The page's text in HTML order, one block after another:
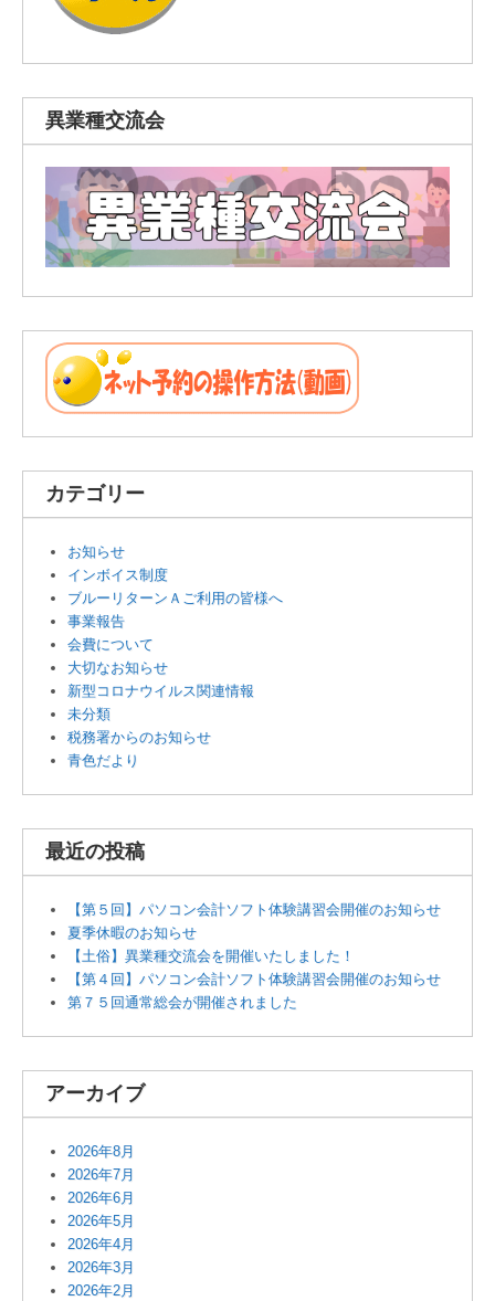
異業種交流会
カテゴリー
お知らせ
インボイス制度
ブルーリターンＡご利用の皆様へ
事業報告
会費について
大切なお知らせ
新型コロナウイルス関連情報
未分類
税務署からのお知らせ
青色だより
最近の投稿
【第５回】パソコン会計ソフト体験講習会開催のお知らせ
夏季休暇のお知らせ
【土俗】異業種交流会を開催いたしました！
【第４回】パソコン会計ソフト体験講習会開催のお知らせ
第７５回通常総会が開催されました
アーカイブ
2026年8月
2026年7月
2026年6月
2026年5月
2026年4月
2026年3月
2026年2月